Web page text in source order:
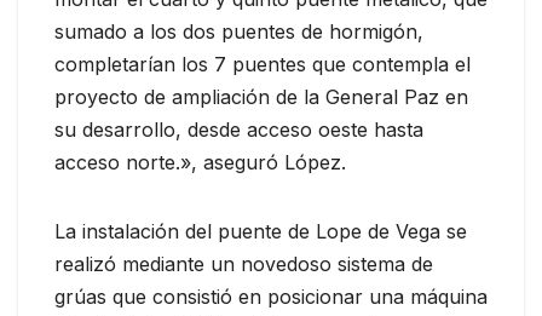
sumado a los dos puentes de hormigón,
completarían los 7 puentes que contempla el
proyecto de ampliación de la General Paz en
su desarrollo, desde acceso oeste hasta
acceso norte.», aseguró López.
La instalación del puente de Lope de Vega se
realizó mediante un novedoso sistema de
grúas que consistió en posicionar una máquina